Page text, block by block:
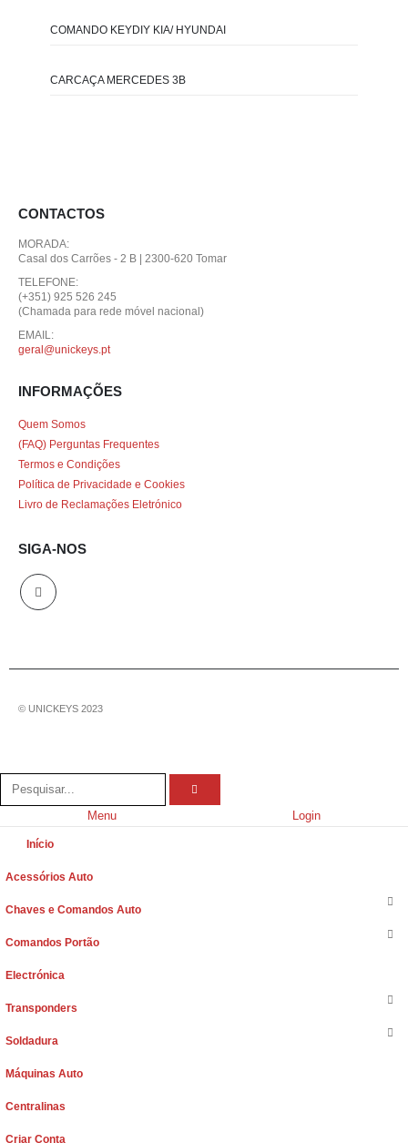
COMANDO KEYDIY KIA/ HYUNDAI
CARCAÇA MERCEDES 3B
CONTACTOS
MORADA:
Casal dos Carrões - 2 B | 2300-620 Tomar
TELEFONE:
(+351) 925 526 245
(Chamada para rede móvel nacional)
EMAIL:
geral@unickeys.pt
INFORMAÇÕES
Quem Somos
(FAQ) Perguntas Frequentes
Termos e Condições
Política de Privacidade e Cookies
Livro de Reclamações Eletrónico
SIGA-NOS
© UNICKEYS 2023
Menu Login
Início
Acessórios Auto
Chaves e Comandos Auto
Comandos Portão
Electrónica
Transponders
Soldadura
Máquinas Auto
Centralinas
Criar Conta